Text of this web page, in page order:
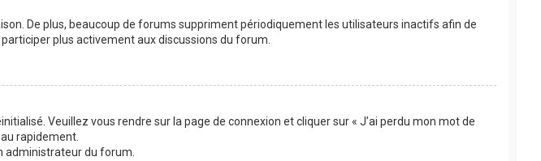
De plus, beaucoup de forums suppriment périodiquement les utilisateurs inactifs afin de
plus activement aux discussions du forum.
Veuillez vous rendre sur la page de connexion et cliquer sur « J’ai perdu mon mot de
rapidement.
administrateur du forum.